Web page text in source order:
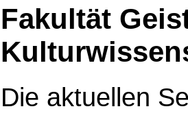
Fakultät
Die aktuellen